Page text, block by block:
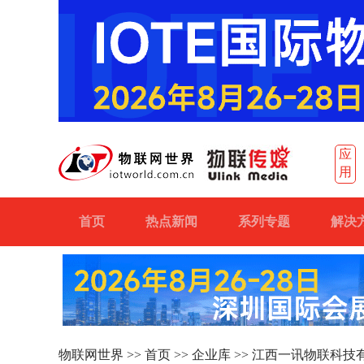
应
用
首页 热点新闻 系列专题 解决
物联网世界 >> 首页 >> 企业库 >> 江西一讯物联科技